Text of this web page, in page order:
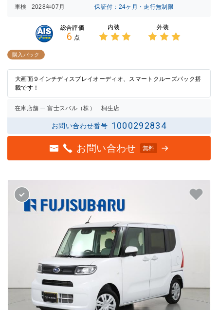
車検
2028年07月 保証付：24ヶ月・走行無制限
総合評価
6 点
内装 外装
購入パック
大画面９インチディスプレイオーディオ、スマートクルーズパック搭
載です！
在庫店舗 富士スバル（株） 桐生店
お問い合わせ番号 1000292834
お問い合わせ 無料